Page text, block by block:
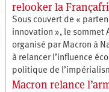
relooker la
Sous couvert de «
innovation », le sommet
organisé par Macron à
à relancer l’influence
politique de
Macron relance